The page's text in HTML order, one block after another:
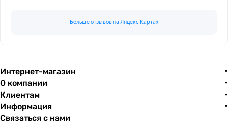
Больше отзывов на Яндекс Картах
Интернет-магазин
О компании
Клиентам
Информация
Связаться с нами